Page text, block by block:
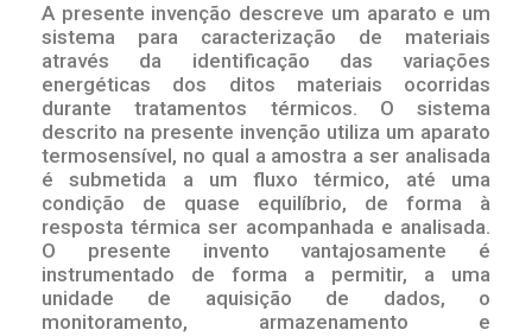
A presente invenção descreve um aparato e um
sistema para caracterização de materiais
através da identificação das variações
energéticas dos ditos materiais ocorridas
durante tratamentos térmicos. O sistema
descrito na presente invenção utiliza um aparato
termosensível, no qual a amostra a ser analisada
é submetida a um fluxo térmico, até uma
condição de quase equilíbrio, de forma à
resposta térmica ser acompanhada e analisada.
O presente invento vantajosamente é
instrumentado de forma a permitir, a uma
unidade de aquisição de dados, o
monitoramento, armazenamento e